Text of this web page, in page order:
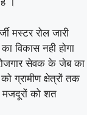
मस्टर रोल जारी
विकास नही होगा
सेवक के जेब का
ग्रामीण क्षेत्रों तक
को शत